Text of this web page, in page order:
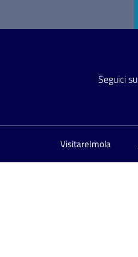
Seguici su
VisitareImola